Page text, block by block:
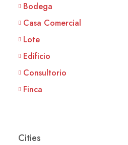
Bodega
Casa Comercial
Lote
Edificio
Consultorio
Finca
Cities